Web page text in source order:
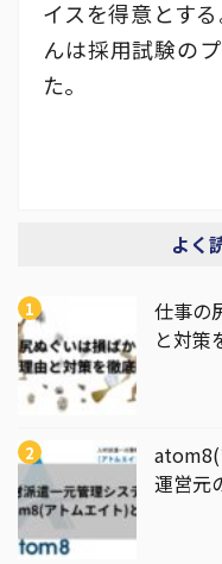
イスを得意とす
んは採用試験の
た。
よく
仕事の
と対策
atom8(
運営元